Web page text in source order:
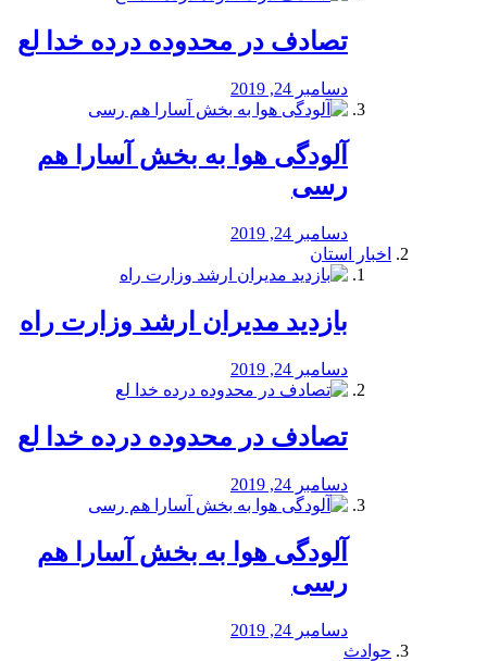
تصادف در محدوده درده خدا لع
دسامبر 24, 2019
آلودگی هوا به بخش آسارا هم
رسی
دسامبر 24, 2019
اخبار استان
بازدید مدیران ارشد وزارت راه
دسامبر 24, 2019
تصادف در محدوده درده خدا لع
دسامبر 24, 2019
آلودگی هوا به بخش آسارا هم
رسی
دسامبر 24, 2019
حوادث